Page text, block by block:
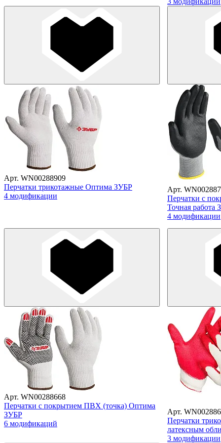
Арт. WN00288909
Перчатки трикотажные Оптима ЗУБР
4 модификации
Арт.
Перчатки с
Точная работа
4 модификации
Арт. WN00288668
Перчатки с покрытием ПВХ (точка) Оптима
ЗУБР
6 модификаций
Арт.
Перчатки
латексным
3 модификации